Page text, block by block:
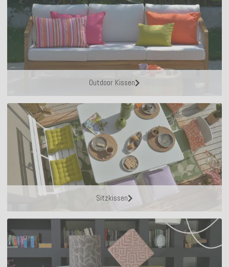
Outdoor Kissen
Sitzkissen